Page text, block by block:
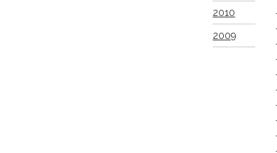
2010
2009